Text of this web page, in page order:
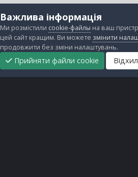
Важлива інформація
Ми розмістили cookie-файлы на ваш
цей сайт кращим. Ви можете змінити
продовжити без зміни налаштувань.
Прийняти файли cookie
Головна
Підтримати
нас
Прибрати
рекламу
Завантаження